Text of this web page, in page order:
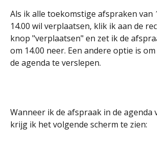
Als ik alle toekomstige afspraken van
14.00 wil verplaatsen, klik ik aan de
knop "verplaatsen" en zet ik de
om 14.00 neer. Een andere optie is
de agenda te verslepen.
Wanneer ik de afspraak in de agenda
krijg ik het volgende scherm te zien: